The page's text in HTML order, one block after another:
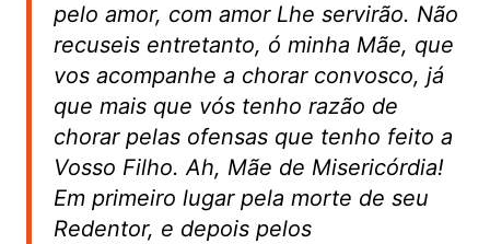
pelo amor, com amor Lhe servirão. Não
recuseis entretanto, ó minha Mãe, que
vos acompanhe a chorar convosco, já
que mais que vós tenho razão de
chorar pelas ofensas que tenho feito a
Vosso Filho. Ah, Mãe de Misericórdia!
Em primeiro lugar pela morte de seu
Redentor, e depois pelos